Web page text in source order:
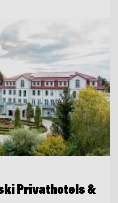
Privathotels &